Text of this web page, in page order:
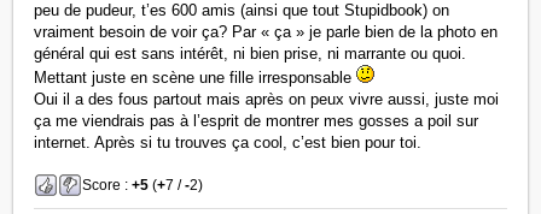
peu de pudeur, t’es 600 amis (ainsi que tout Stupidbook) on
vraiment besoin de voir ça? Par « ça » je parle bien de la photo en
général qui est sans intérêt, ni bien prise, ni marrante ou quoi.
Mettant juste en scène une fille irresponsable
Oui il a des fous partout mais après on peux vivre aussi, juste moi
ça me viendrais pas à l’esprit de montrer mes gosses a poil sur
internet. Après si tu trouves ça cool, c’est bien pour toi.
Score :+5 (+7 /-2)